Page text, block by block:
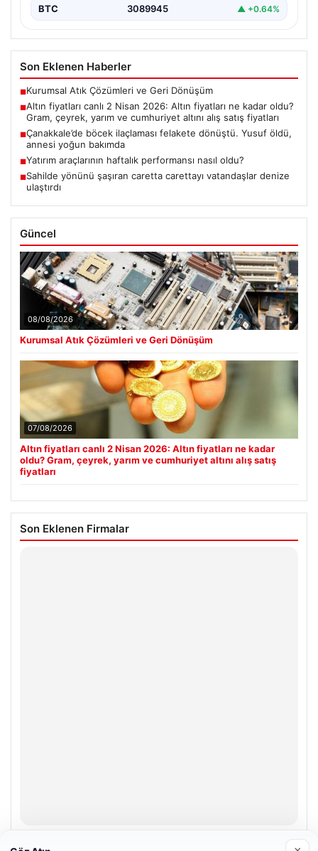
BTC 3089945 ▲ +0.64%
Son Eklenen Haberler
■Kurumsal Atık Çözümleri ve Geri Dönüşüm
■Altın fiyatları canlı 2 Nisan 2026: Altın fiyatları ne kadar oldu?
Gram, çeyrek, yarım ve cumhuriyet altını alış satış fiyatları
■Çanakkale’de böcek ilaçlaması felakete dönüştü. Yusuf öldü,
annesi yoğun bakımda
■Yatırım araçlarının haftalık performansı nasıl oldu?
■Sahilde yönünü şaşıran caretta carettayı vatandaşlar denize
ulaştırdı
Güncel
08/08/2026
Kurumsal Atık Çözümleri ve Geri Dönüşüm
07/08/2026
Altın fiyatları canlı 2 Nisan 2026: Altın fiyatları ne kadar
oldu? Gram, çeyrek, yarım ve cumhuriyet altını alış satış
fiyatları
Son Eklenen Firmalar